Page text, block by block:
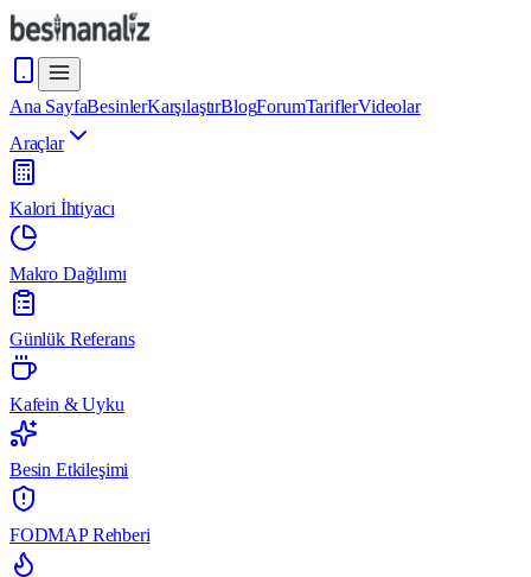
Ana SayfaBesinlerKarşılaştırBlogForumTariflerVideolar
Araçlar
Kalori İhtiyacı
Makro Dağılımı
Günlük Referans
Kafein & Uyku
Besin Etkileşimi
FODMAP Rehberi